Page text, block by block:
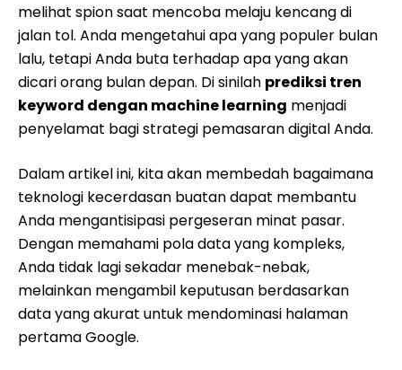
melihat spion saat mencoba melaju kencang di
jalan tol. Anda mengetahui apa yang populer bulan
lalu, tetapi Anda buta terhadap apa yang akan
dicari orang bulan depan. Di sinilah prediksi tren
keyword dengan machine learning menjadi
penyelamat bagi strategi pemasaran digital Anda.
Dalam artikel ini, kita akan membedah bagaimana
teknologi kecerdasan buatan dapat membantu
Anda mengantisipasi pergeseran minat pasar.
Dengan memahami pola data yang kompleks,
Anda tidak lagi sekadar menebak-nebak,
melainkan mengambil keputusan berdasarkan
data yang akurat untuk mendominasi halaman
pertama Google.